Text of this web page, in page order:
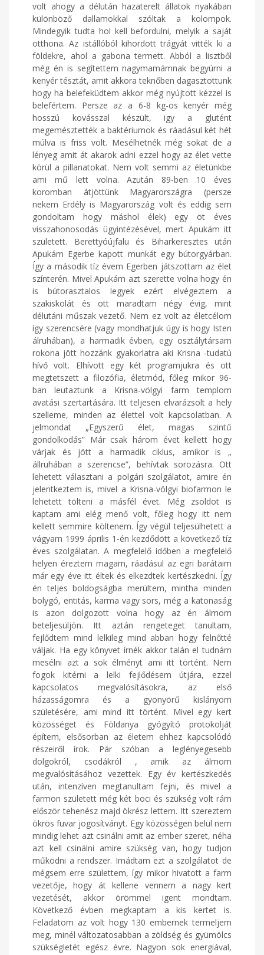
volt ahogy a délután hazaterelt állatok nyakában
különböző dallamokkal szóltak a kolompok.
Mindegyik tudta hol kell befordulni, melyik a saját
otthona. Az istállóból kihordott trágyát vitték ki a
földekre, ahol a gabona termett. Abból a lisztből
még én is segítettem nagymamámnak begyúrni a
kenyér tésztát, amit akkora teknőben dagasztottunk
hogy ha belefeküdtem akkor még nyújtott kézzel is
belefértem. Persze az a 6-8 kg-os kenyér még
hosszú kovásszal készült, igy a glutént
megemésztették a baktériumok és ráadásul két hét
múlva is friss volt. Mesélhetnék még sokat de a
lényeg amit át akarok adni ezzel hogy az élet vette
körül a pillanatokat. Nem volt semmi az életünkbe
ami mű lett volna. Azután 89-ben 10 éves
koromban átjöttünk Magyarországra (persze
nekem Erdély is Magyarország volt és eddig sem
gondoltam hogy máshol élek) egy öt éves
visszahonosodás ügyintézésével, mert Apukám itt
született. Berettyóújfalu és Biharkeresztes után
Apukám Egerbe kapott munkát egy bútorgyárban.
Így a második tíz évem Egerben játszottam az élet
színterén. Mivel Apukám azt szerette volna hogy én
is bútorasztalos legyek ezért elvégeztem a
szakiskolát és ott maradtam négy évig, mint
délutáni műszak vezető. Nem ez volt az életcélom
így szerencsére (vagy mondhatjuk úgy is hogy Isten
álruhában), a harmadik évben, egy osztálytársam
rokona jött hozzánk gyakorlatra aki Krisna -tudatú
hívő volt. Elhívott egy két programjukra és ott
megtetszett a filozófia, életmód, főleg mikor 96-
ban leutaztunk a Krisna-völgyi farm templom
avatási szertartására. Itt teljesen elvarázsolt a hely
szelleme, minden az élettel volt kapcsolatban. A
jelmondat „Egyszerű élet, magas szintű
gondolkodás” Már csak három évet kellett hogy
várjak és jött a harmadik ciklus, amikor is „
állruhában a szerencse”, behívtak sorozásra. Ott
lehetett választani a polgári szolgálatot, amire én
jelentkeztem is, mivel a Krisna-völgyi biofarmon le
lehetett tölteni a másfél évet. Még zsoldot is
kaptam ami elég menő volt, főleg hogy itt nem
kellett semmire költenem. Így végül teljesülhetett a
vágyam 1999 április 1-én kezdődött a következő tíz
éves szolgálatan. A megfelelő időben a megfelelő
helyen éreztem magam, ráadásul az egri barátaim
már egy éve itt éltek és elkezdtek kertészkedni. Így
én teljes boldogságba merültem, mintha minden
bolygó, entitás, karma vagy sors, még a katonaság
is azon dolgozott volna hogy az én álmom
beteljesüljön. Itt aztán rengeteget tanultam,
fejlődtem mind lelkileg mind abban hogy felnőtté
váljak. Ha egy könyvet írnék akkor talán el tudnám
mesélni azt a sok élményt ami itt történt. Nem
fogok kitérni a lelki fejlődésem útjára, ezzel
kapcsolatos megvalósításokra, az első
házasságomra és a gyönyörű kislányom
születésére, ami mind itt történt. Mivel egy kert
közösséget és Földanya gyógyító protokolját
építem, elsősorban az életem ehhez kapcsolódó
részeiről írok. Pár szóban a leglényegesebb
dolgokról, csodákról , amik az álmom
megvalósításához vezettek. Egy év kertészkedés
után, intenzíven megtanultam fejni, és mivel a
farmon született még két boci és szükség volt rám
először tehenész majd ökrész lettem. Itt szereztem
ökrös fuvar jogosítványt. Egy közösségen belül nem
mindig lehet azt csinálni amit az ember szeret, néha
azt kell csinálni amire szükség van, hogy tudjon
működni a rendszer. Imádtam ezt a szolgálatot de
mégsem erre születtem, így mikor hivatott a farm
vezetője, hogy át kellene vennem a nagy kert
vezetését, akkor örömmel igent mondtam.
Következő évben megkaptam a kis kertet is.
Feladatom az volt hogy 130 embernek termeljem
meg, minél változatosabban a zöldség és gyümölcs
szükségletét egész évre. Nagyon sok energiával,